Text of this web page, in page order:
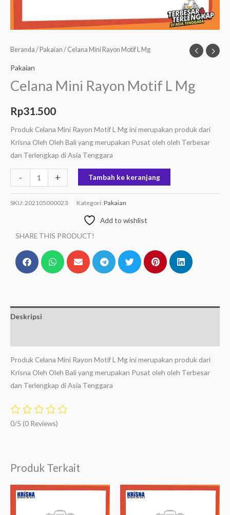
Beranda / Pakaian / Celana Mini Rayon Motif L Mg
Pakaian
Celana Mini Rayon Motif L Mg
Rp31.500
Produk Celana Mini Rayon Motif L Mg ini merupakan produk dari
Krisna Oleh Oleh Bali yang merupakan Pusat oleh oleh Terbesar
dan Terlengkap di Asia Tenggara
- + Tambah ke keranjang
SKU: 202105000023 Kategori: Pakaian
Add to wishlist
SHARE THIS PRODUCT!
Deskripsi
Produk Celana Mini Rayon Motif L Mg ini merupakan produk dari
Krisna Oleh Oleh Bali yang merupakan Pusat oleh oleh Terbesar
dan Terlengkap di Asia Tenggara
0/5 (0 Reviews)
Produk Terkait